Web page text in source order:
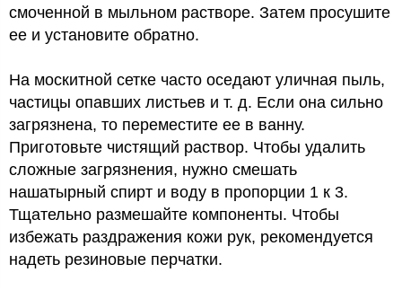
смоченной в мыльном растворе. Затем просушите
ее и установите обратно.
На москитной сетке часто оседают уличная пыль,
частицы опавших листьев и т. д. Если она сильно
загрязнена, то переместите ее в ванну.
Приготовьте чистящий раствор. Чтобы удалить
сложные загрязнения, нужно смешать
нашатырный спирт и воду в пропорции 1 к 3.
Тщательно размешайте компоненты. Чтобы
избежать раздражения кожи рук, рекомендуется
надеть резиновые перчатки.